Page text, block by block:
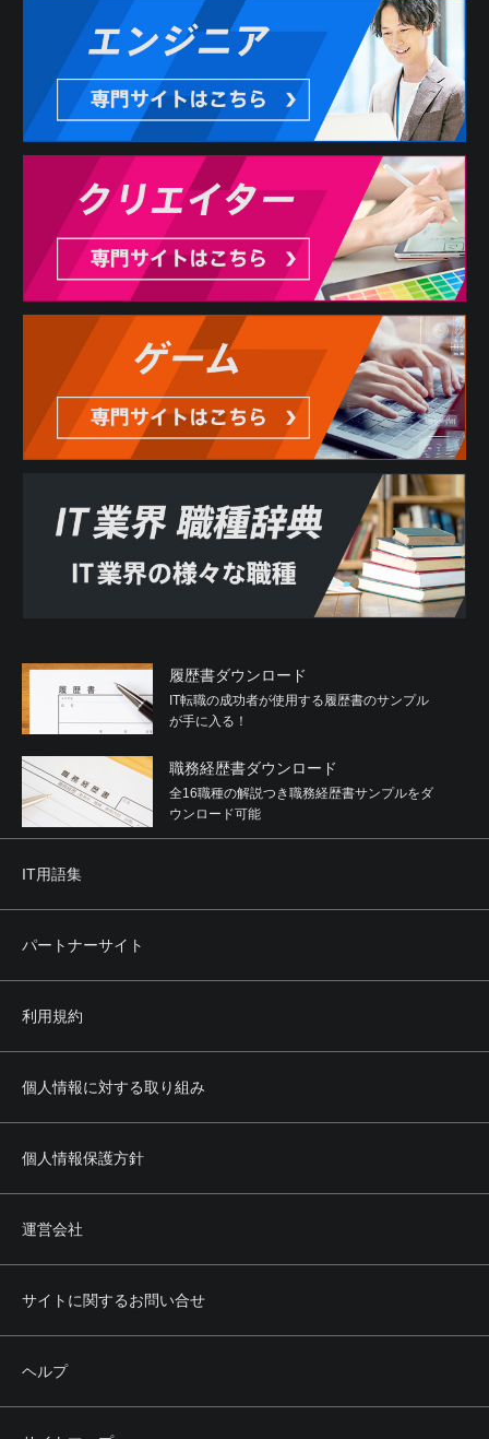
履歴書ダウンロード
IT転職の成功者が使用する履歴書のサンプル
が手に入る！
職務経歴書ダウンロード
全16職種の解説つき職務経歴書サンプルをダ
ウンロード可能
IT用語集
パートナーサイト
利用規約
個人情報に対する取り組み
個人情報保護方針
運営会社
サイトに関するお問い合せ
ヘルプ